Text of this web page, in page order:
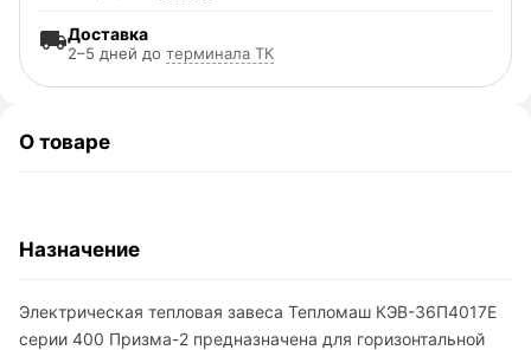
Доставка
2–5 дней до терминала ТК
О товаре
Назначение
Электрическая тепловая завеса Тепломаш КЭВ-36П4017Е
серии 400 Призма-2 предназначена для горизонтальной